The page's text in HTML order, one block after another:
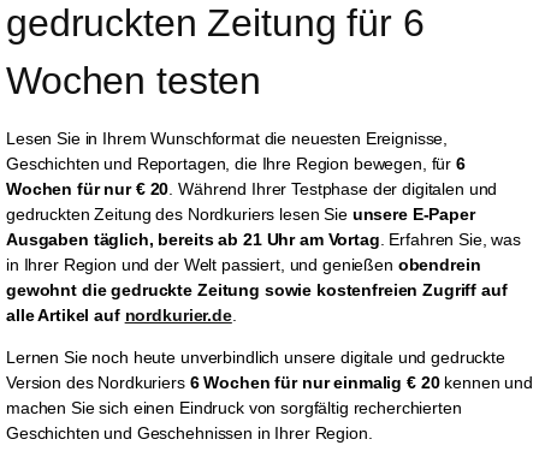
gedruckten Zeitung für 6
Wochen testen
Lesen Sie in Ihrem Wunschformat die neuesten Ereignisse,
Geschichten und Reportagen, die Ihre Region bewegen, für6
Wochen für nur € 20. Während Ihrer Testphase der digitalen und
gedruckten Zeitung des Nordkuriers lesen Sie unsere E-Paper
Ausgaben täglich, bereitsab 21 Uhr am Vortag. Erfahren Sie, was
in Ihrer Region und der Welt passiert, und genießen obendrein
gewohnt die gedruckte Zeitung sowie kostenfreien Zugriff auf
alle Artikel auf nordkurier.de.
Lernen Sie noch heute unverbindlich unsere digitale und gedruckte
Version des Nordkuriers 6 Wochen für nur einmalig € 20kennen und
machen Sie sich einen Eindruck von sorgfältig recherchierten
Geschichten und Geschehnissen in Ihrer Region.